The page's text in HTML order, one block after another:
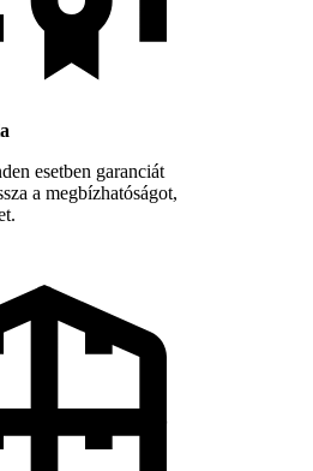
esetben garanciát
a megbízhatóságot,